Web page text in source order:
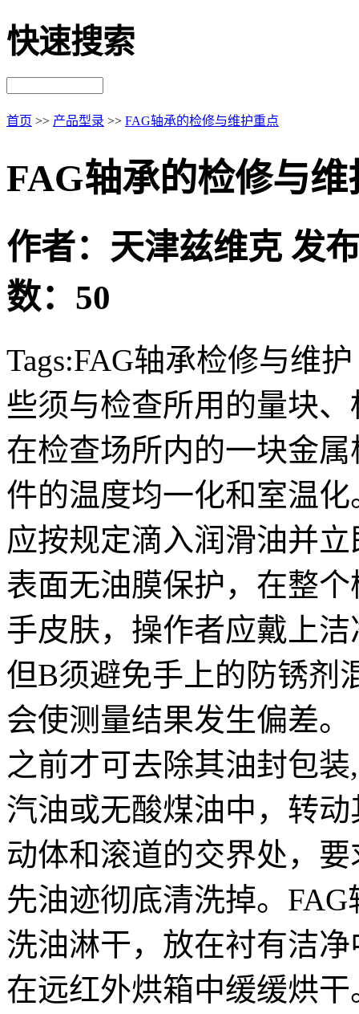
快速搜索
首页 >> 产品型录 >> FAG轴承的检修与维护重点
FAG轴承的检修与维
作者：天津兹维克 发
数：50
Tags:FAG轴承检修与
些须与检查所用的量块
在检查场所内的一块金
件的温度均一化和室温
应按规定滴入润滑油并
表面无油膜保护，在整
手皮肤，操作者应戴上
但B须避免手上的防锈剂
会使测量结果发生偏差
之前才可去除其油封包
汽油或无酸煤油中，转
动体和滚道的交界处，
先油迹彻底清洗掉。
洗油淋干，放在衬有洁
在远红外烘箱中缓缓烘